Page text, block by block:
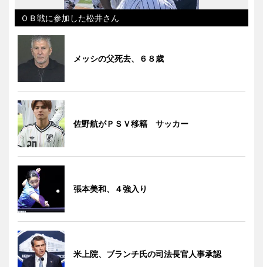
ＯＢ戦に参加した松井さん
メッシの父死去、６８歳
佐野航がＰＳＶ移籍 サッカー
張本美和、４強入り
米上院、ブランチ氏の司法長官人事承認